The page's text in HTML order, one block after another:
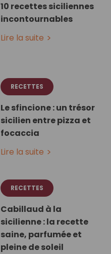
10 recettes siciliennes
incontournables
Lire la suite
RECETTES
Le sfincione : un trésor
sicilien entre pizza et
focaccia
Lire la suite
RECETTES
Cabillaud à la
sicilienne : la recette
saine, parfumée et
pleine de soleil